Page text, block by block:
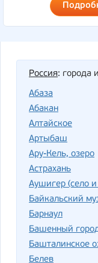
Россия: города
Абаза
Абакан
Алтайское
Артыбаш
Ару-Кель, озеро
Астрахань
Аушигер (село
Байкальский
Барнаул
Башенный
Башталинское
Белев